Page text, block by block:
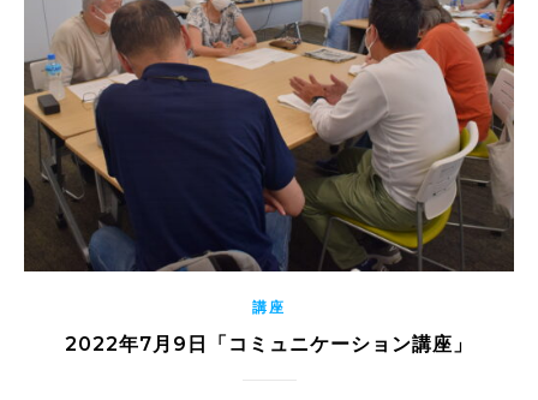
講座
2022年7月9日「コミュニケーション講座」